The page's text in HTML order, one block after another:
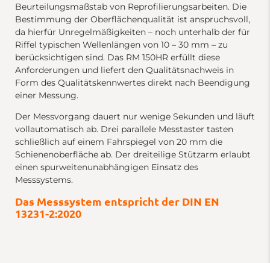
Beurteilungsmaßstab von Reprofilierungsarbeiten. Die
Bestimmung der Oberflächenqualität ist anspruchsvoll,
da hierfür Unregelmäßigkeiten – noch unterhalb der für
Riffel typischen Wellenlängen von 10 – 30 mm – zu
berücksichtigen sind. Das RM 150HR erfüllt diese
Anforderungen und liefert den Qualitätsnachweis in
Form des Qualitätskennwertes direkt nach Beendigung
einer Messung.
Der Messvorgang dauert nur wenige Sekunden und läuft
vollautomatisch ab. Drei parallele Messtaster tasten
schließlich auf einem Fahrspiegel von 20 mm die
Schienenoberfläche ab. Der dreiteilige Stützarm erlaubt
einen spurweitenunabhängigen Einsatz des
Messsystems.
Das Messsystem entspricht der DIN EN
13231-2:2020